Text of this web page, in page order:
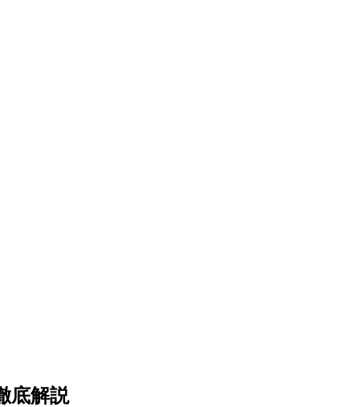
底解説